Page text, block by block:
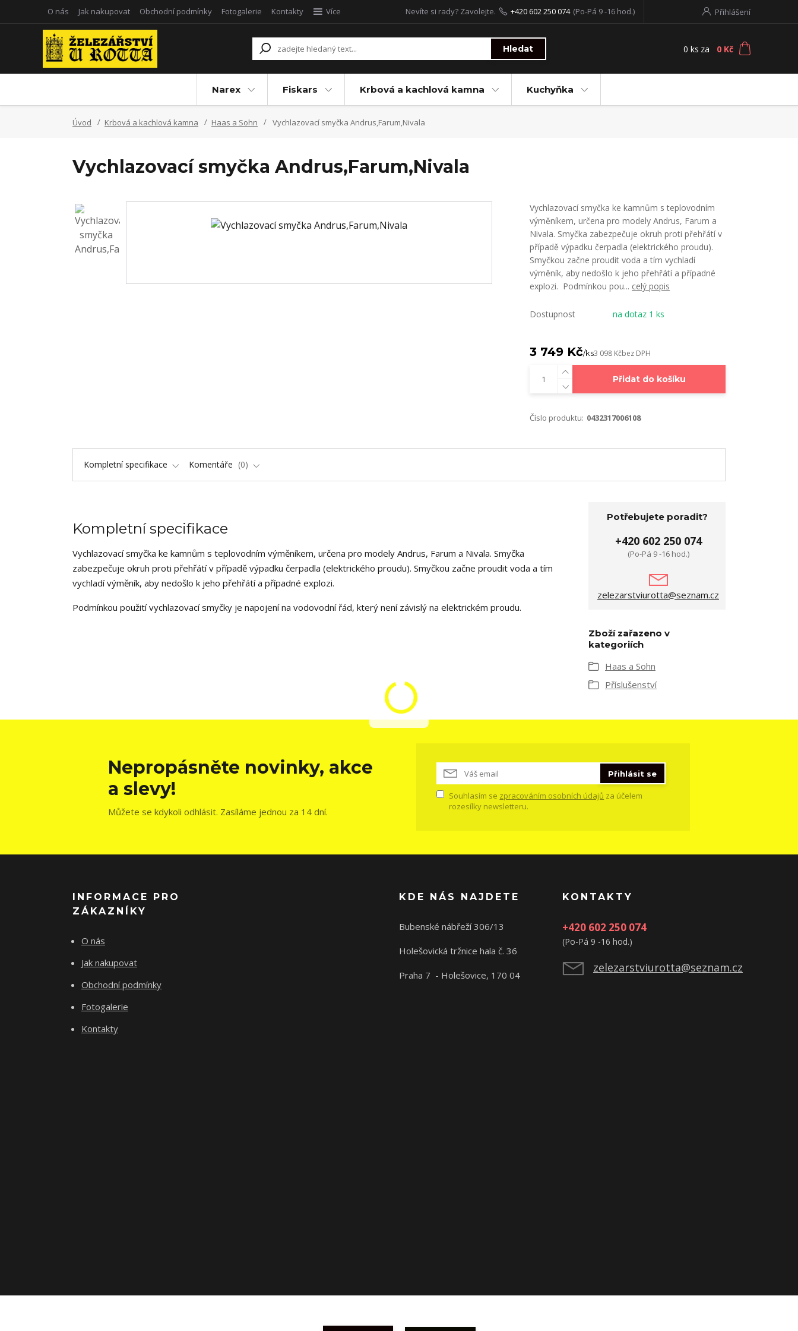
O nás Jak nakupovat Obchodní podmínky Fotogalerie Kontakty Více Přihlášení
Hledat
Nevíte si rady? Zavolejte. +420 602 250 074 (Po-Pá 9 -16 hod.)
0 ks za 0 Kč
Narex Fiskars Krbová a kachlová kamna Kuchyňka
Úvod Krbová a kachlová kamna Haas a Sohn Vychlazovací smyčka Andrus,Farum,Nivala
Vychlazovací smyčka Andrus,Farum,Nivala
Vychlazovací smyčka ke kamnům s teplovodním
výměníkem, určena pro modely Andrus, Farum a
Nivala. Smyčka zabezpečuje okruh proti přehřátí v
případě výpadku čerpadla (elektrického proudu).
Smyčkou začne proudit voda a tím vychladí
výměník, aby nedošlo k jeho přehřátí a případné
explozi. Podmínkou pou... celý popis
Dostupnost na dotaz 1 ks
3 749 Kč/ks3 098 Kčbez DPH
Přidat do košíku
Číslo produktu: 0432317006108
Kompletní specifikace Komentáře 0
Kompletní specifikace
Vychlazovací smyčka ke kamnům s teplovodním výměníkem, určena pro modely Andrus, Farum a Nivala. Smyčka
zabezpečuje okruh proti přehřátí v případě výpadku čerpadla (elektrického proudu). Smyčkou začne proudit voda a tím
vychladí výměník, aby nedošlo k jeho přehřátí a případné explozi.
Podmínkou použití vychlazovací smyčky je napojení na vodovodní řád, který není závislý na elektrickém proudu.
Potřebujete poradit?
+420 602 250 074
(Po-Pá 9 -16 hod.)
zelezarstviurotta@seznam.cz
Zboží zařazeno v
kategoriích
Haas a Sohn
Příslušenství
Nepropásněte novinky, akce
a slevy!
Můžete se kdykoli odhlásit. Zasíláme jednou za 14 dní.
Přihlásit se
Souhlasím se zpracováním osobních údajů za účelem
rozesílky newsletteru.
INFORMACE PRO
ZÁKAZNÍKY
O nás
Jak nakupovat
Obchodní podmínky
Fotogalerie
Kontakty
KDE NÁS NAJDETE
Bubenské nábřeží 306/13
Holešovická tržnice hala č. 36
Praha 7 - Holešovice, 170 04
KONTAKTY
+420 602 250 074
(Po-Pá 9 -16 hod.)
zelezarstviurotta@seznam.cz